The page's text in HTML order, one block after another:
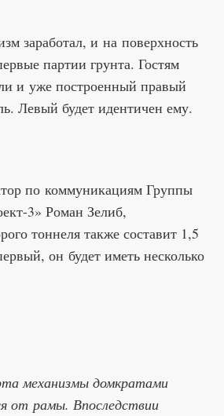
заработал, и на поверхность
партии грунта. Гостям
и уже построенный правый
Левый будет идентичен ему.
по коммуникациям Группы
3» Роман Зелиб,
тоннеля также составит 1,5
он будет иметь несколько
механизмы домкратами
от рамы. Впоследствии